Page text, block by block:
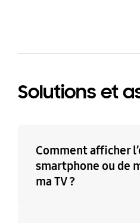
Solutions et
Comment afficher
smartphone ou de
ma TV ?